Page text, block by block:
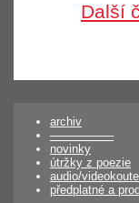
Další
archiv
––––––––––
novinky
útržky z poezie
audio/
předplatné a